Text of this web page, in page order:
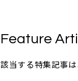
Feature
該当する特集記事は